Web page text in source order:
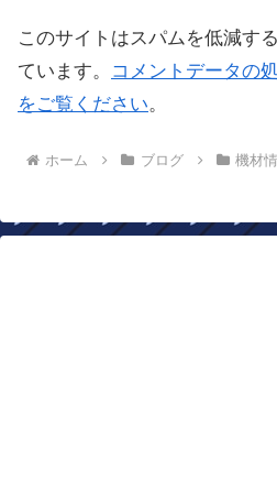
このサイトはスパムを低減す
ています。
コメントデータの
をご覧ください。
ホーム ブログ 機材